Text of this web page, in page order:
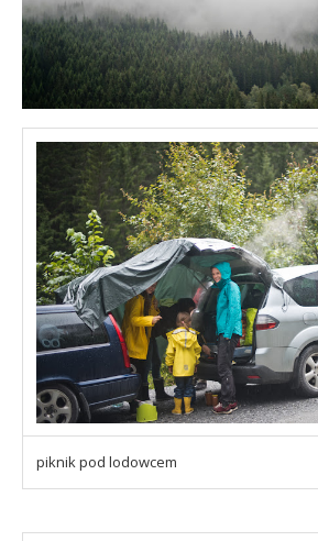
piknik pod lodowcem